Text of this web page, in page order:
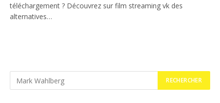
téléchargement ? Découvrez sur film streaming vk des
alternatives…